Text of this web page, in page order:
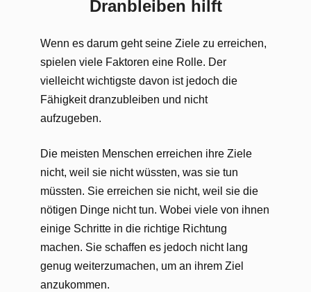
Dranbleiben hilft
Wenn es darum geht seine Ziele zu erreichen,
spielen viele Faktoren eine Rolle. Der
vielleicht wichtigste davon ist jedoch die
Fähigkeit dranzubleiben und nicht
aufzugeben.
Die meisten Menschen erreichen ihre Ziele
nicht, weil sie nicht wüssten, was sie tun
müssten. Sie erreichen sie nicht, weil sie die
nötigen Dinge nicht tun. Wobei viele von ihnen
einige Schritte in die richtige Richtung
machen. Sie schaffen es jedoch nicht lang
genug weiterzumachen, um an ihrem Ziel
anzukommen.